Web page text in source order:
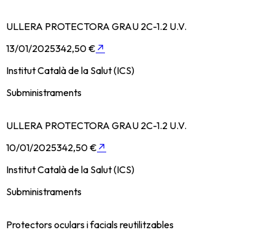
ULLERA PROTECTORA GRAU 2C-1.2 U.V.
13/01/2025342,50 € ↗
Institut Català de la Salut (ICS)
Subministraments
ULLERA PROTECTORA GRAU 2C-1.2 U.V.
10/01/2025342,50 € ↗
Institut Català de la Salut (ICS)
Subministraments
Protectors oculars i facials reutilitzables